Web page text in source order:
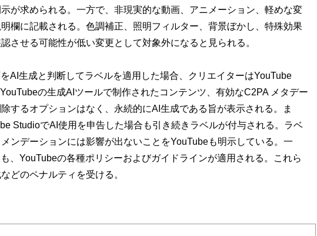
が求められる。一方で、非現実的な動画、アニメーション、軽めな変
欄に記載される。色調補正、照明フィルター、背景ぼかし、特殊効果
させる可能性が低い変更として対象外になると見られる。
AI生成と判断してラベルを適用した場合、クリエイターはYouTube
の生成AIツールで制作されたコンテンツ、有効なC2PA メタデー
するオプションはなく、永続的にAI生成である旨が表示される。ま
StudioでAI使用を申告した場合も引き続きラベルが付与される。ラベ
ンデーションには影響が出ないことをYouTubeも明示している。一
、YouTubeの各種ポリシーおよびガイドラインが適用される。これら
どのペナルティを受ける。